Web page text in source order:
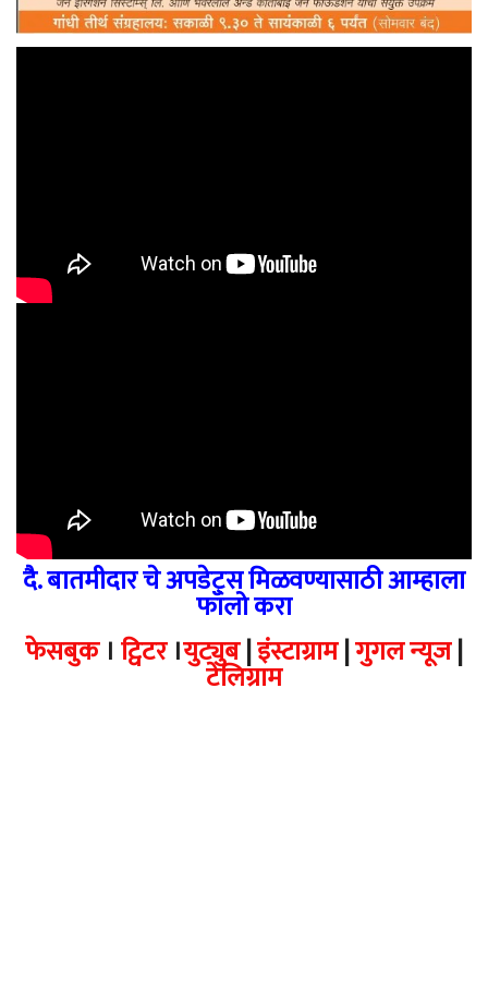
दै. बातमीदार चे अपडेट्स मिळवण्यासाठी आम्हाला
फॉलो करा
फेसबुक। ट्विटर।युट्युब|इंस्टाग्राम|गुगल न्यूज|
टेलिग्राम